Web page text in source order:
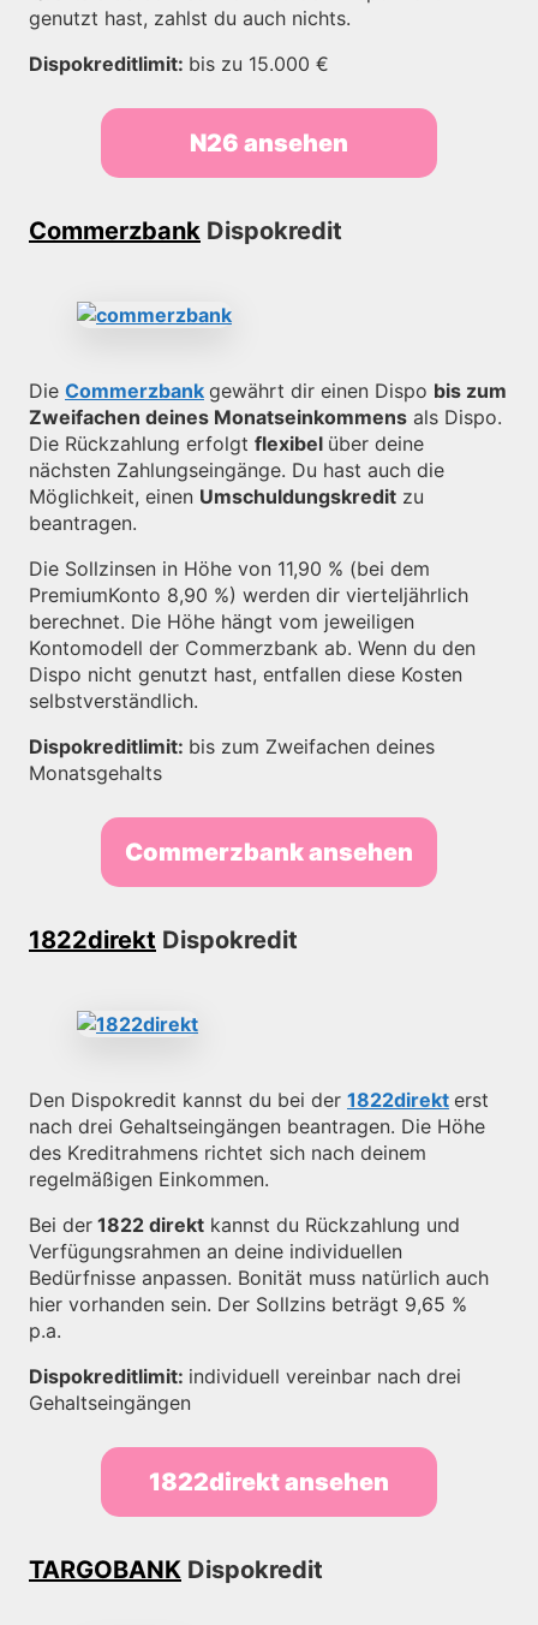
genutzt hast, zahlst du auch nichts.
Dispokreditlimit: bis zu 15.000 €
N26 ansehen
Commerzbank Dispokredit
Die Commerzbank gewährt dir einen Dispo bis zum
Zweifachen deines Monatseinkommens als Dispo.
Die Rückzahlung erfolgt flexibel über deine
nächsten Zahlungseingänge. Du hast auch die
Möglichkeit, einen Umschuldungskredit zu
beantragen.
Die Sollzinsen in Höhe von 11,90 % (bei dem
PremiumKonto 8,90 %) werden dir vierteljährlich
berechnet. Die Höhe hängt vom jeweiligen
Kontomodell der Commerzbank ab. Wenn du den
Dispo nicht genutzt hast, entfallen diese Kosten
selbstverständlich.
Dispokreditlimit: bis zum Zweifachen deines
Monatsgehalts
Commerzbank ansehen
1822direkt Dispokredit
Den Dispokredit kannst du bei der 1822direkt erst
nach drei Gehaltseingängen beantragen. Die Höhe
des Kreditrahmens richtet sich nach deinem
regelmäßigen Einkommen.
Bei der 1822 direkt kannst du Rückzahlung und
Verfügungsrahmen an deine individuellen
Bedürfnisse anpassen. Bonität muss natürlich auch
hier vorhanden sein. Der Sollzins beträgt 9,65 %
p.a.
Dispokreditlimit: individuell vereinbar nach drei
Gehaltseingängen
1822direkt ansehen
TARGOBANK Dispokredit